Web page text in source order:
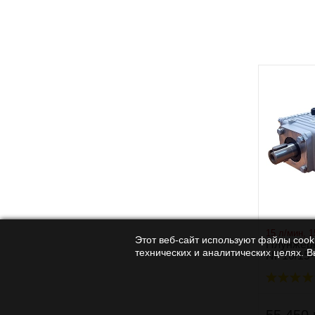
15 л/мин,
NP10/
Этот веб-сайт используют файлы
технических и аналитических